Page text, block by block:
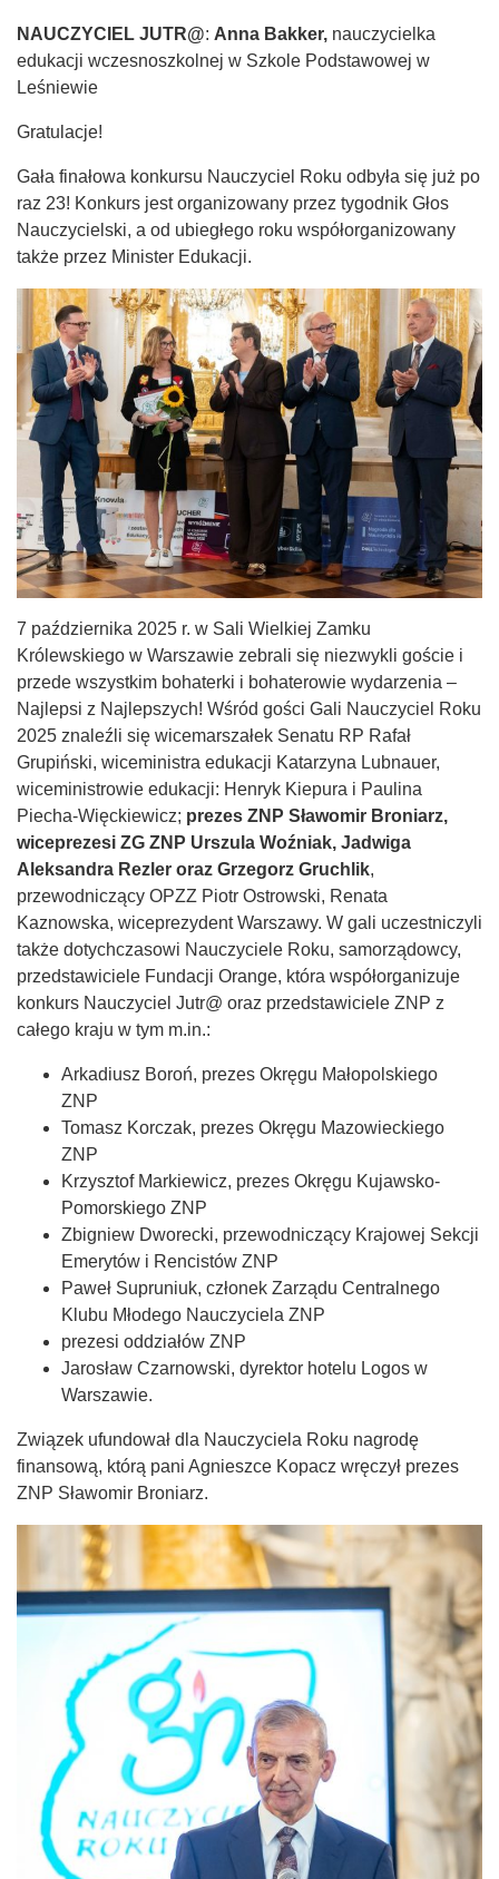
NAUCZYCIEL JUTR@: Anna Bakker, nauczycielka
edukacji wczesnoszkolnej w Szkole Podstawowej w
Leśniewie
Gratulacje!
Gała finałowa konkursu Nauczyciel Roku odbyła się już po
raz 23! Konkurs jest organizowany przez tygodnik Głos
Nauczycielski, a od ubiegłego roku współorganizowany
także przez Minister Edukacji.
7 października 2025 r. w Sali Wielkiej Zamku
Królewskiego w Warszawie zebrali się niezwykli goście i
przede wszystkim bohaterki i bohaterowie wydarzenia –
Najlepsi z Najlepszych! Wśród gości Gali Nauczyciel Roku
2025 znaleźli się wicemarszałek Senatu RP Rafał
Grupiński, wiceministra edukacji Katarzyna Lubnauer,
wiceministrowie edukacji: Henryk Kiepura i Paulina
Piecha-Więckiewicz; prezes ZNP Sławomir Broniarz,
wiceprezesi ZG ZNP Urszula Woźniak, Jadwiga
Aleksandra Rezler oraz Grzegorz Gruchlik,
przewodniczący OPZZ Piotr Ostrowski, Renata
Kaznowska, wiceprezydent Warszawy. W gali uczestniczyli
także dotychczasowi Nauczyciele Roku, samorządowcy,
przedstawiciele Fundacji Orange, która współorganizuje
konkurs Nauczyciel Jutr@ oraz przedstawiciele ZNP z
całego kraju w tym m.in.:
Arkadiusz Boroń, prezes Okręgu Małopolskiego
ZNP
Tomasz Korczak, prezes Okręgu Mazowieckiego
ZNP
Krzysztof Markiewicz, prezes Okręgu Kujawsko-
Pomorskiego ZNP
Zbigniew Dworecki, przewodniczący Krajowej Sekcji
Emerytów i Rencistów ZNP
Paweł Supruniuk, członek Zarządu Centralnego
Klubu Młodego Nauczyciela ZNP
prezesi oddziałów ZNP
Jarosław Czarnowski, dyrektor hotelu Logos w
Warszawie.
Związek ufundował dla Nauczyciela Roku nagrodę
finansową, którą pani Agnieszce Kopacz wręczył prezes
ZNP Sławomir Broniarz.